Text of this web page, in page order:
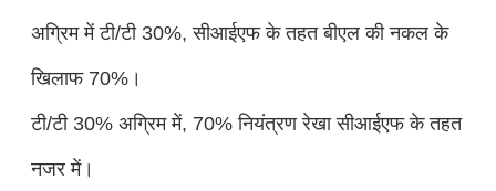
अग्रिम में टी/टी 30%, सीआईएफ के तहत बीएल की नकल के
खिलाफ 70%।
टी/टी 30% अग्रिम में, 70% नियंत्रण रेखा सीआईएफ के तहत
नजर में।